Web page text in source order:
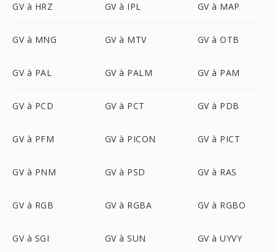
GV à HRZ GV à IPL GV à MAP
GV à MNG GV à MTV GV à OTB
GV à PAL GV à PALM GV à PAM
GV à PCD GV à PCT GV à PDB
GV à PFM GV à PICON GV à PICT
GV à PNM GV à PSD GV à RAS
GV à RGB GV à RGBA GV à RGBO
GV à SGI GV à SUN GV à UYVY